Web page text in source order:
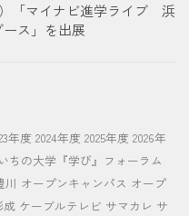
「マイナビ進学ライブ 浜
ス」を出展
年度 2024年度 2025年度 2026年
ちの大学『学び』フォーラム
川 オープンキャンパス オープ
成 ケーブルテレビ サマカレ サ